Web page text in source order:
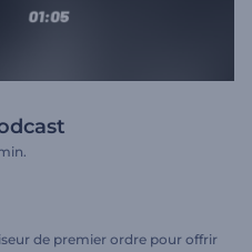
de premier ordre pour offrir